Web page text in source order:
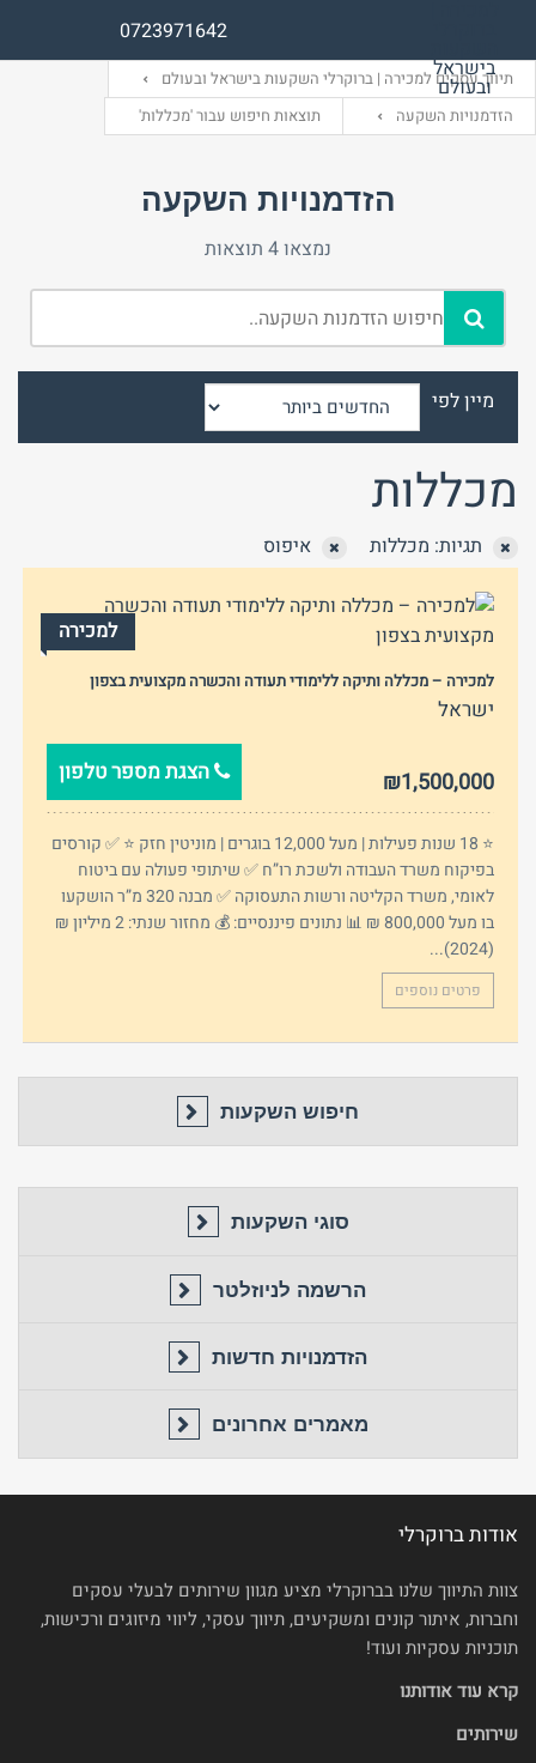
0723971642
התחבר באמצעות:
שכחת
סיסמה?
זכור אותי
לא רשום לאתר? ★ הירשם כאן! ★
התחבר באמצעות:
טלפון
חזור לאתרהתחבר פרסם באתר
תיווך עסקים למכירה | ברוקרלי השקעות בישראל ובעולם
הזדמנויות השקעה
תוצאות חיפוש עבור 'מכללות'
הזדמנויות השקעה
נמצאו 4 תוצאות
מיין לפי
מכללות
תגיות: מכללות איפוס
למכירה
למכירה – מכללה ותיקה ללימודי תעודה והכשרה מקצועית בצפון
ישראל
₪1,500,000 הצגת מספר טלפון
⭐ 18 שנות פעילות | מעל 12,000 בוגרים | מוניטין חזק ⭐ ✅ קורסים
בפיקוח משרד העבודה ולשכת רו”ח ✅ שיתופי פעולה עם ביטוח
לאומי, משרד הקליטה ורשות התעסוקה ✅ מבנה 320 מ”ר הושקעו
בו מעל 800,000 ₪ 📊 נתונים פיננסיים: 💰 מחזור שנתי: 2 מיליון ₪
(2024)...
פרטים נוספים
חיפוש השקעות
סוגי השקעות
הרשמה לניוזלטר
הזדמנויות חדשות
מאמרים אחרונים
אודות ברוקרלי
צוות התיווך שלנו בברוקרלי מציע מגוון שירותים לבעלי עסקים
וחברות, איתור קונים ומשקיעים, תיווך עסקי, ליווי מיזוגים ורכישות,
תוכניות עסקיות ועוד!
קרא עוד אודותנו
שירותים